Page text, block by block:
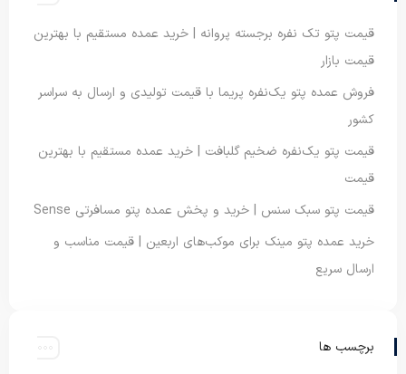
قیمت پتو تک نفره برجسته پروانه | خرید عمده مستقیم با بهترین
قیمت بازار
فروش عمده پتو یک‌نفره پریما با قیمت تولیدی و ارسال به سراسر
کشور
قیمت پتو یک‌نفره ضخیم گلبافت | خرید عمده مستقیم با بهترین
قیمت
قیمت پتو سبک سنس | خرید و پخش عمده پتو مسافرتی Sense
خرید عمده پتو مینک برای موکب‌های اربعین | قیمت مناسب و
ارسال سریع
برچسب ها